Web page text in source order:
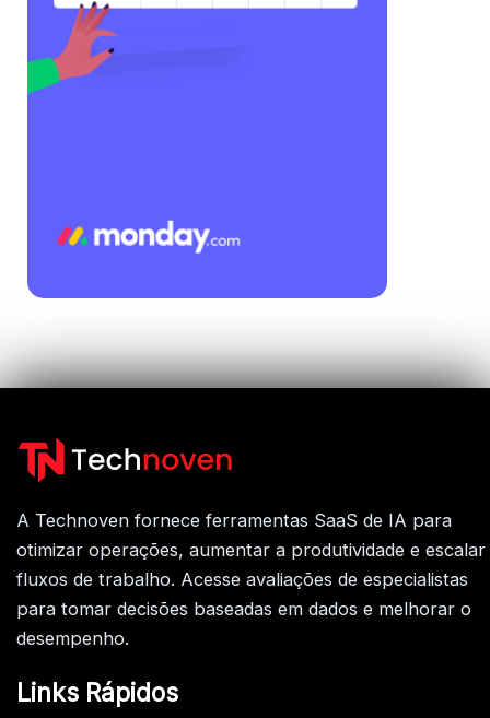
A Technoven fornece ferramentas SaaS de IA para
otimizar operações, aumentar a produtividade e escalar
fluxos de trabalho. Acesse avaliações de especialistas
para tomar decisões baseadas em dados e melhorar o
desempenho.
Links Rápidos